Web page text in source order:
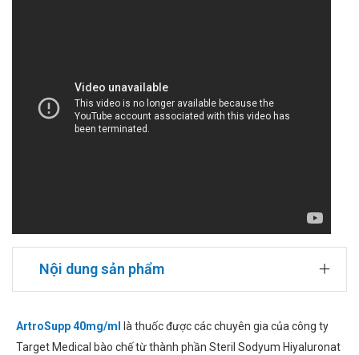
Nội dung sản phẩm
ArtroSupp 40mg/ml
là thuốc được các chuyên gia của công ty
Target Medical bào chế từ thành phần Steril Sodyum Hiyaluronat